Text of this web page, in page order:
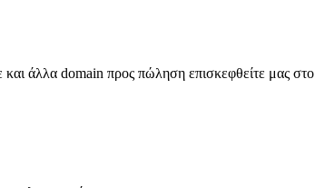
και άλλα domain προς πώληση επισκεφθείτε μας στο